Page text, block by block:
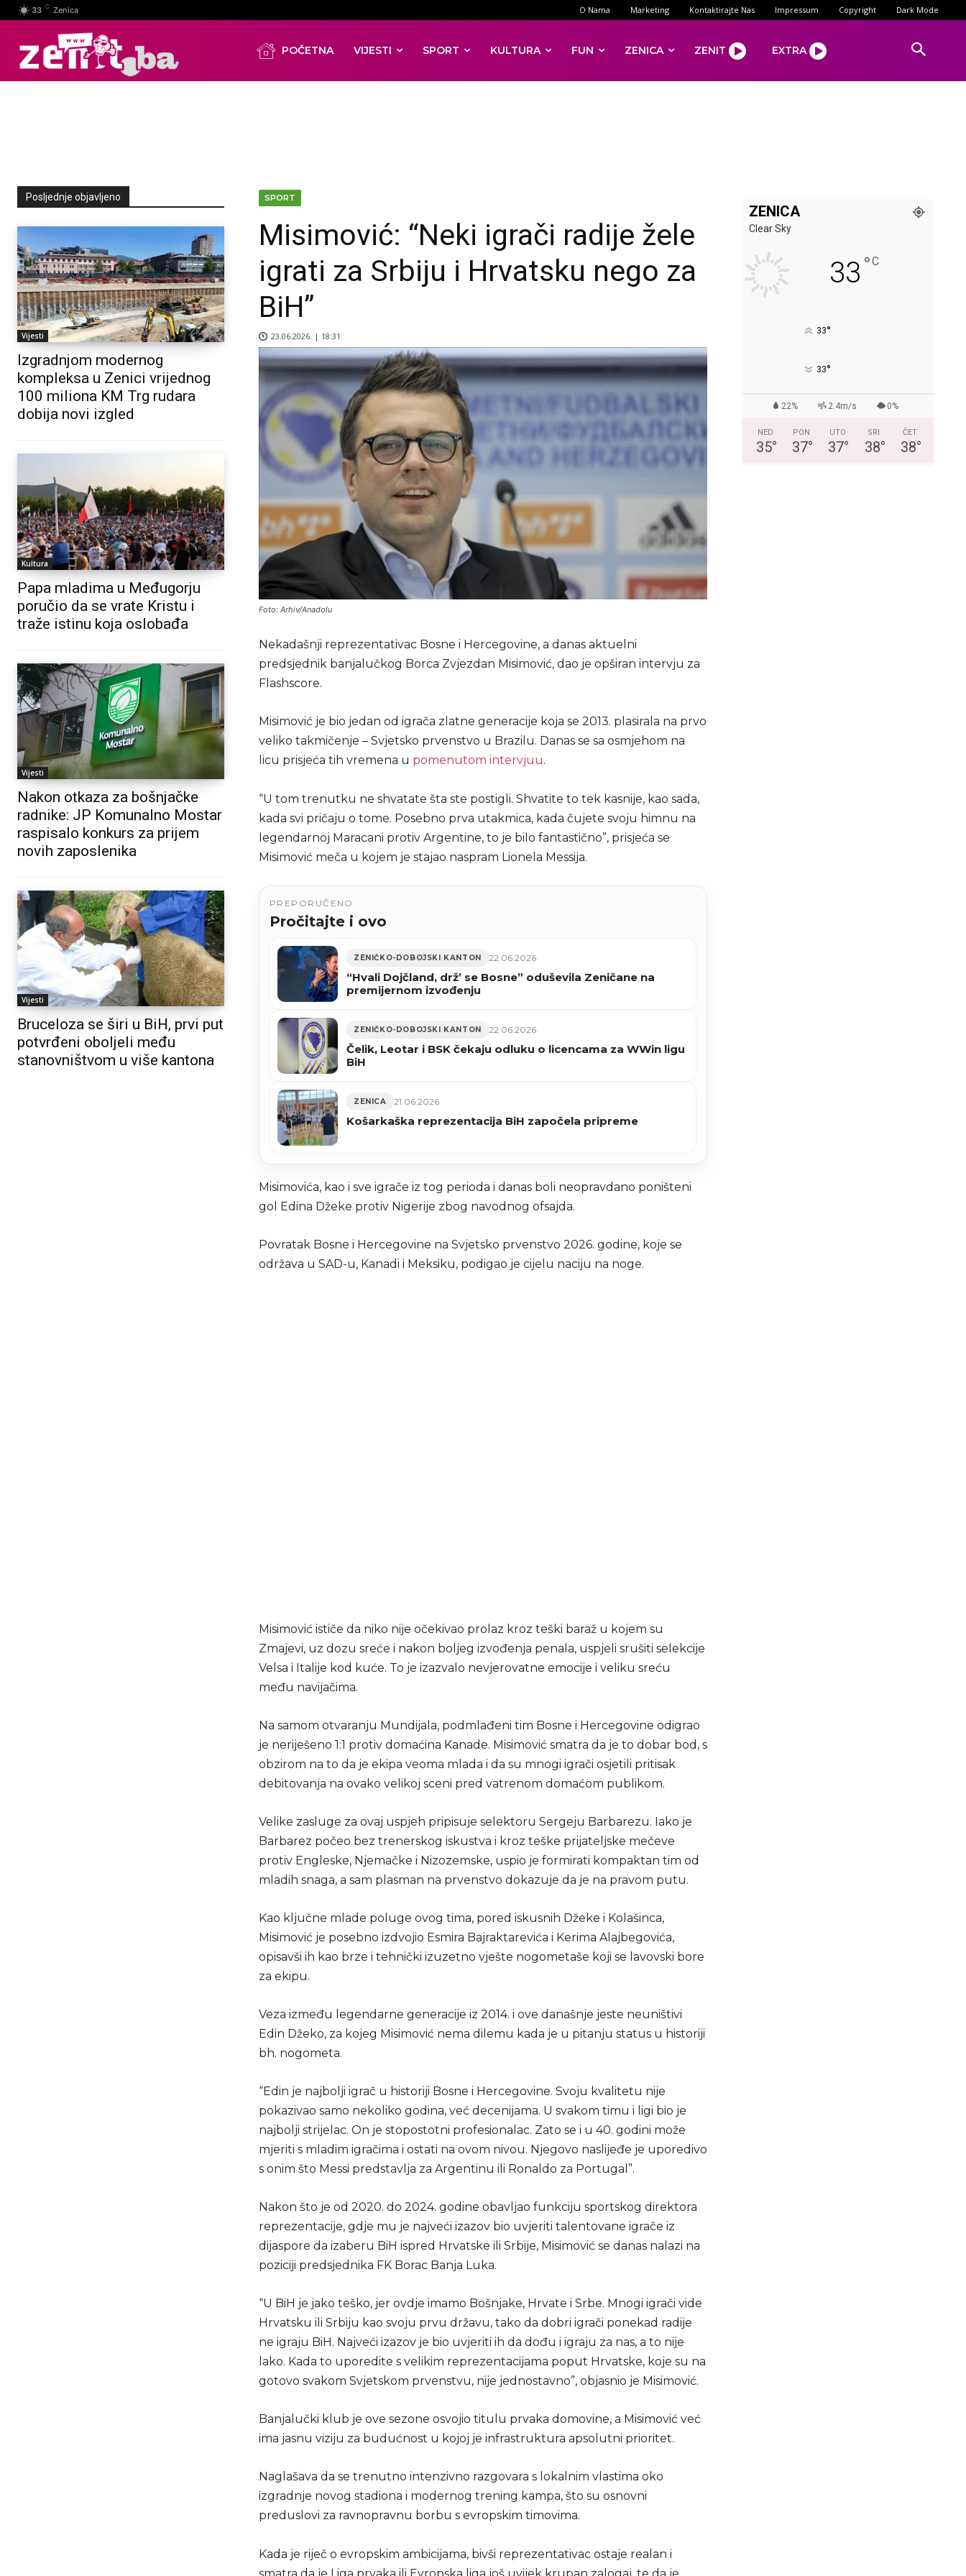
33 C Zenica O Nama Marketing Kontaktirajte Nas Impressum Copyright Dark Mode
POČETNA VIJESTI SPORT KULTURA FUN ZENICA ZENIT EXTRA
Posljednje objavljeno
Vijesti
Izgradnjom modernog
kompleksa u Zenici vrijednog
100 miliona KM Trg rudara
dobija novi izgled
Kultura
Papa mladima u Međugorju
poručio da se vrate Kristu i
traže istinu koja oslobađa
Vijesti
Nakon otkaza za bošnjačke
radnike: JP Komunalno Mostar
raspisalo konkurs za prijem
novih zaposlenika
Vijesti
Bruceloza se širi u BiH, prvi put
potvrđeni oboljeli među
stanovništvom u više kantona
SPORT
Misimović: “Neki igrači radije žele
igrati za Srbiju i Hrvatsku nego za
BiH”
23.06.2026. | 18:31
Foto: Arhiv/Anadolu
Nekadašnji reprezentativac Bosne i Hercegovine, a danas aktuelni
predsjednik banjalučkog Borca Zvjezdan Misimović, dao je opširan intervju za
Flashscore.
Misimović je bio jedan od igrača zlatne generacije koja se 2013. plasirala na prvo
veliko takmičenje – Svjetsko prvenstvo u Brazilu. Danas se sa osmjehom na
licu prisjeća tih vremena u pomenutom intervjuu.
“U tom trenutku ne shvatate šta ste postigli. Shvatite to tek kasnije, kao sada,
kada svi pričaju o tome. Posebno prva utakmica, kada čujete svoju himnu na
legendarnoj Maracani protiv Argentine, to je bilo fantastično”, prisjeća se
Misimović meča u kojem je stajao naspram Lionela Messija.
PREPORUČENO
Pročitajte i ovo
ZENIČKO-DOBOJSKI KANTON 22.06.2026
“Hvali Dojčland, drž’ se Bosne” oduševila Zeničane na
premijernom izvođenju
ZENIČKO-DOBOJSKI KANTON 22.06.2026
Čelik, Leotar i BSK čekaju odluku o licencama za WWin ligu
BiH
ZENICA 21.06.2026
Košarkaška reprezentacija BiH započela pripreme
Misimovića, kao i sve igrače iz tog perioda i danas boli neopravdano poništeni
gol Edina Džeke protiv Nigerije zbog navodnog ofsajda.
Povratak Bosne i Hercegovine na Svjetsko prvenstvo 2026. godine, koje se
održava u SAD-u, Kanadi i Meksiku, podigao je cijelu naciju na noge.
Misimović ističe da niko nije očekivao prolaz kroz teški baraž u kojem su
Zmajevi, uz dozu sreće i nakon boljeg izvođenja penala, uspjeli srušiti selekcije
Velsa i Italije kod kuće. To je izazvalo nevjerovatne emocije i veliku sreću
među navijačima.
Na samom otvaranju Mundijala, podmlađeni tim Bosne i Hercegovine odigrao
je neriješeno 1:1 protiv domaćina Kanade. Misimović smatra da je to dobar bod, s
obzirom na to da je ekipa veoma mlada i da su mnogi igrači osjetili pritisak
debitovanja na ovako velikoj sceni pred vatrenom domaćom publikom.
Velike zasluge za ovaj uspjeh pripisuje selektoru Sergeju Barbarezu. Iako je
Barbarez počeo bez trenerskog iskustva i kroz teške prijateljske mečeve
protiv Engleske, Njemačke i Nizozemske, uspio je formirati kompaktan tim od
mladih snaga, a sam plasman na prvenstvo dokazuje da je na pravom putu.
Kao ključne mlade poluge ovog tima, pored iskusnih Džeke i Kolašinca,
Misimović je posebno izdvojio Esmira Bajraktarevića i Kerima Alajbegovića,
opisavši ih kao brze i tehnički izuzetno vješte nogometaše koji se lavovski bore
za ekipu.
Veza između legendarne generacije iz 2014. i ove današnje jeste neuništivi
Edin Džeko, za kojeg Misimović nema dilemu kada je u pitanju status u historiji
bh. nogometa.
“Edin je najbolji igrač u historiji Bosne i Hercegovine. Svoju kvalitetu nije
pokazivao samo nekoliko godina, već decenijama. U svakom timu i ligi bio je
najbolji strijelac. On je stopostotni profesionalac. Zato se i u 40. godini može
mjeriti s mladim igračima i ostati na ovom nivou. Njegovo naslijeđe je uporedivo
s onim što Messi predstavlja za Argentinu ili Ronaldo za Portugal”.
Nakon što je od 2020. do 2024. godine obavljao funkciju sportskog direktora
reprezentacije, gdje mu je najveći izazov bio uvjeriti talentovane igrače iz
dijaspore da izaberu BiH ispred Hrvatske ili Srbije, Misimović se danas nalazi na
poziciji predsjednika FK Borac Banja Luka.
“U BiH je jako teško, jer ovdje imamo Bošnjake, Hrvate i Srbe. Mnogi igrači vide
Hrvatsku ili Srbiju kao svoju prvu državu, tako da dobri igrači ponekad radije
ne igraju BiH. Najveći izazov je bio uvjeriti ih da dođu i igraju za nas, a to nije
lako. Kada to uporedite s velikim reprezentacijama poput Hrvatske, koje su na
gotovo svakom Svjetskom prvenstvu, nije jednostavno”, objasnio je Misimović.
Banjalučki klub je ove sezone osvojio titulu prvaka domovine, a Misimović već
ima jasnu viziju za budućnost u kojoj je infrastruktura apsolutni prioritet.
Naglašava da se trenutno intenzivno razgovara s lokalnim vlastima oko
izgradnje novog stadiona i modernog trening kampa, što su osnovni
preduslovi za ravnopravnu borbu s evropskim timovima.
Kada je riječ o evropskim ambicijama, bivši reprezentativac ostaje realan i
ZENICA
Clear Sky
33 °C
33°
33°
22% 2.4m/s 0%
NED
35°
PON
37°
UTO
37°
SRI
38°
ČET
38°